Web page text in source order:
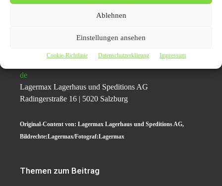
Ablehnen
Einstellungen ansehen
Cookie-Richtlinie Datenschutzerklärung Impressum
Lagermax Corporate Communication
Prok. Günter Fridrich – CMO
T. +43 (0) 662/40 90-2441
de
Lagermax Lagerhaus und Speditions AG
Radingerstraße 16 | 5020 Salzburg
Original-Content von: Lagermax Lagerhaus und Speditions AG,
Bildrechte:Lagermax/Fotograf:Lagermax
Themen zum Beitrag